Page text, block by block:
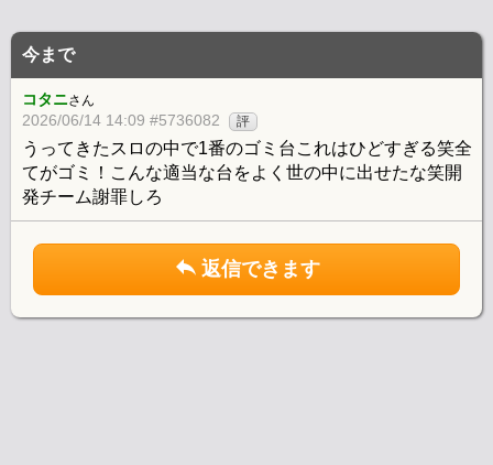
今まで
コタニさん
2026/06/14 14:09 #5736082 評
うってきたスロの中で1番のゴミ台これはひどすぎる笑全
てがゴミ！こんな適当な台をよく世の中に出せたな笑開
発チーム謝罪しろ
返信できます